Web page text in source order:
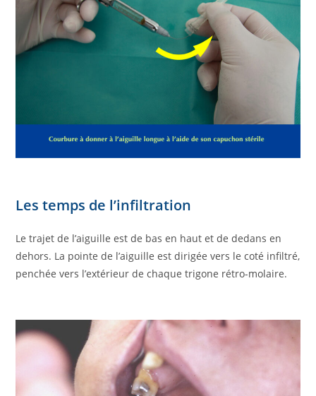
Les temps de l’infiltration
Le trajet de l’aiguille est de bas en haut et de dedans en
dehors. La pointe de l’aiguille est dirigée vers le coté infiltré,
penchée vers l’extérieur de chaque trigone rétro-molaire.